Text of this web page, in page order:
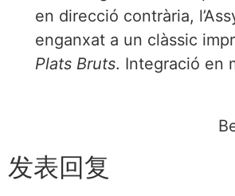
en direcció contrària,
enganxat a un clàssic
Plats Bruts. Integració en
发表回复